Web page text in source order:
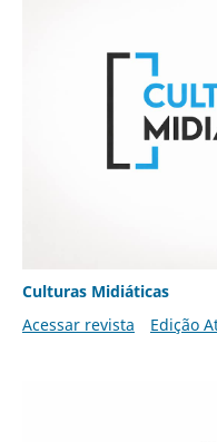
Culturas Midiáticas
Acessar revista
Edição